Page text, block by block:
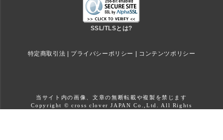
SSL/TLSとは?
特定商取引法 | プライバシーポリシー | コンテンツポリシー
当サイト内の画像、文章の無断転載や複製を禁じます
Copyright © cross clover JAPAN Co.,Ltd. All Rights